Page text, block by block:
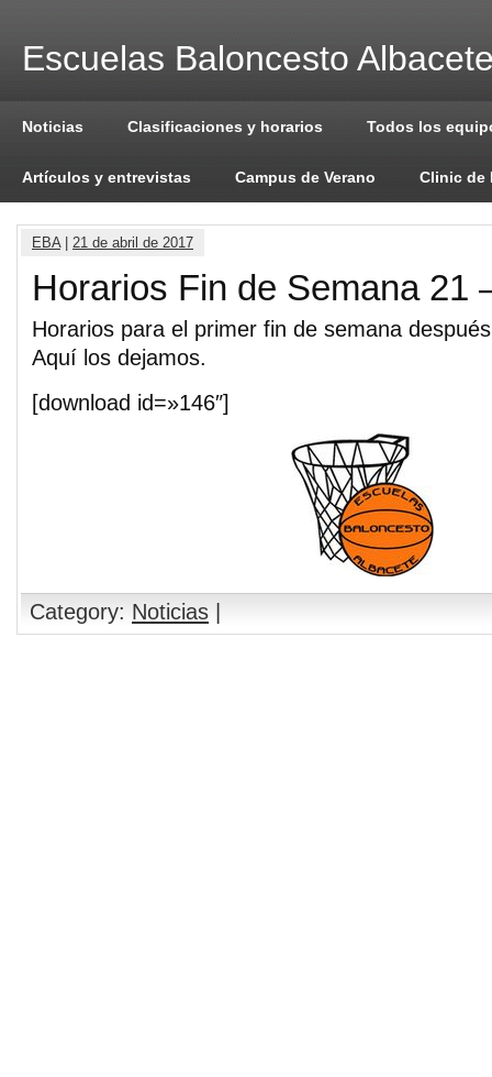
Escuelas Baloncesto
Noticias Clasificaciones y horarios Todos los
Artículos y entrevistas Campus de Verano Clinic de
EBA| 21 de abril de 2017
Horarios Fin de Semana 21
Horarios para el primer fin de semana
Aquí los dejamos.
[download id=»146″]
Category: Noticias